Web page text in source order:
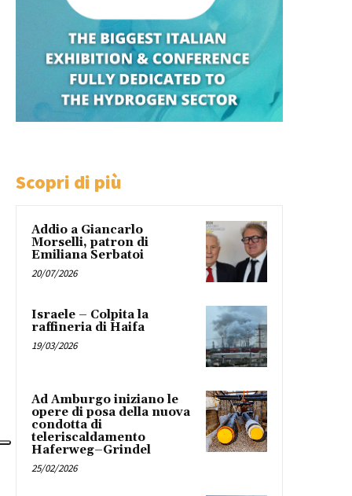
Scopri di più
Addio a Giancarlo
Morselli, patron di
Emiliana Serbatoi
20/07/2026
Israele – Colpita la
raffineria di Haifa
19/03/2026
Ad Amburgo iniziano le
opere di posa della nuova
condotta di
teleriscaldamento
Haferweg–Grindel
25/02/2026